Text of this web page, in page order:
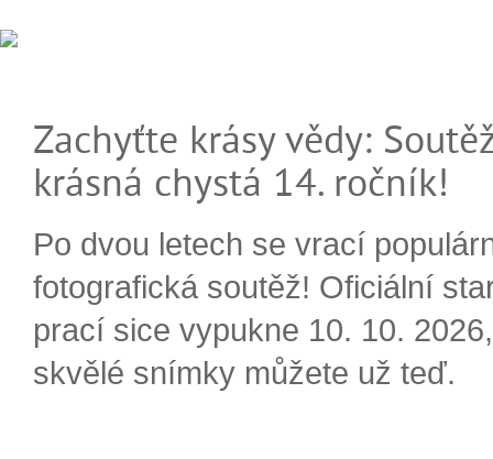
Zachyťte krásy vědy:
krásná chystá 14. ročník!
Po dvou letech se vrací
fotografická soutěž! Oficiální
prací sice vypukne 10. 10.
skvělé snímky můžete už teď.